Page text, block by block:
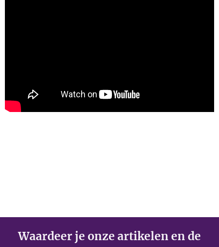
Waardeer je onze artikelen en de